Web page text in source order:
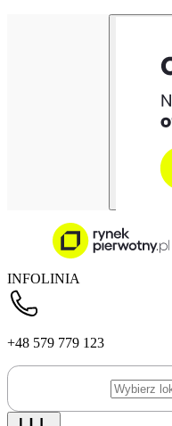
INFOLINIA
+48 579 779 123